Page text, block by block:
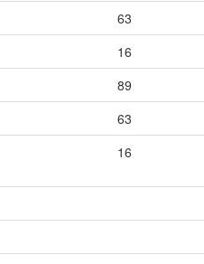
63
16
89
63
16